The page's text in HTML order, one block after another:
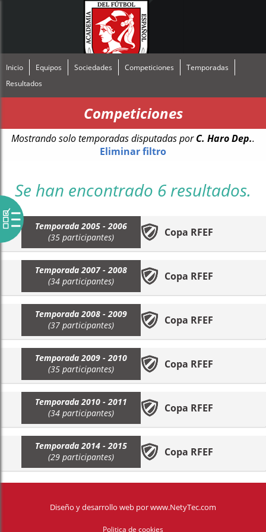
Inicio Equipos Sociedades Competiciones
Temporadas
Resultados
Competiciones
Mostrando solo temporadas disputadas porC. Haro Dep..
Eliminar filtro
Se han encontrado 6 resultados.
Copa RFEF
Temporada 2005 - 2006
(35 participantes)
Copa RFEF
Temporada 2007 - 2008
(34 participantes)
Copa RFEF
Temporada 2008 - 2009
(37 participantes)
Copa RFEF
Temporada 2009 - 2010
(35 participantes)
Copa RFEF
Temporada 2010 - 2011
(34 participantes)
Copa RFEF
Temporada 2014 - 2015
(29 participantes)
Diseño y desarrollo web porwww.NetyTec.com
Politica de cookies